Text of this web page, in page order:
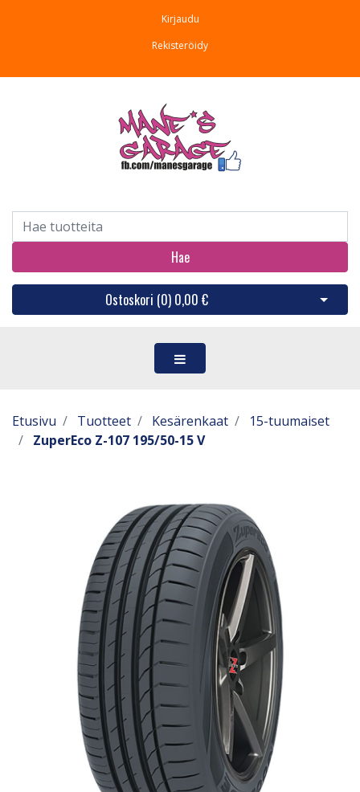
Kirjaudu
Rekisteröidy
Hae
Ostoskori (0) 0,00 € Avaa
Etusivu Tuotteet Kesärenkaat
15-tuumaiset
ZuperEco Z-107 195/50-15 V